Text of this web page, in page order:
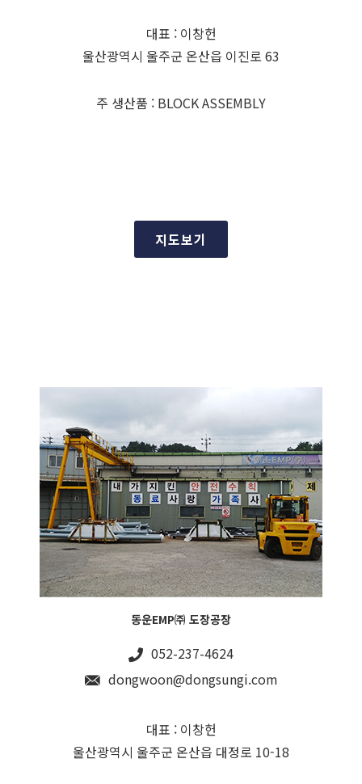
대표 : 이창헌
울산광역시 울주군 온산읍 이진로 63
주 생산품 : BLOCK ASSEMBLY
지도보기
동운EMP㈜ 도장공장
052-237-4624
dongwoon@dongsungi.com
대표 : 이창헌
울산광역시 울주군 온산읍 대정로 10-18